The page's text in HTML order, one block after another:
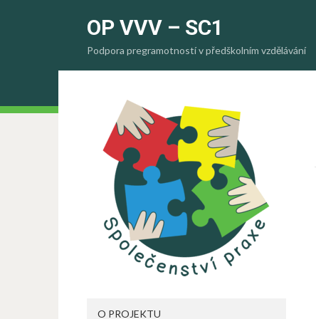
OP VVV – SC1
Podpora pregramotností v předškolním vzdělávání
O PROJEKTU